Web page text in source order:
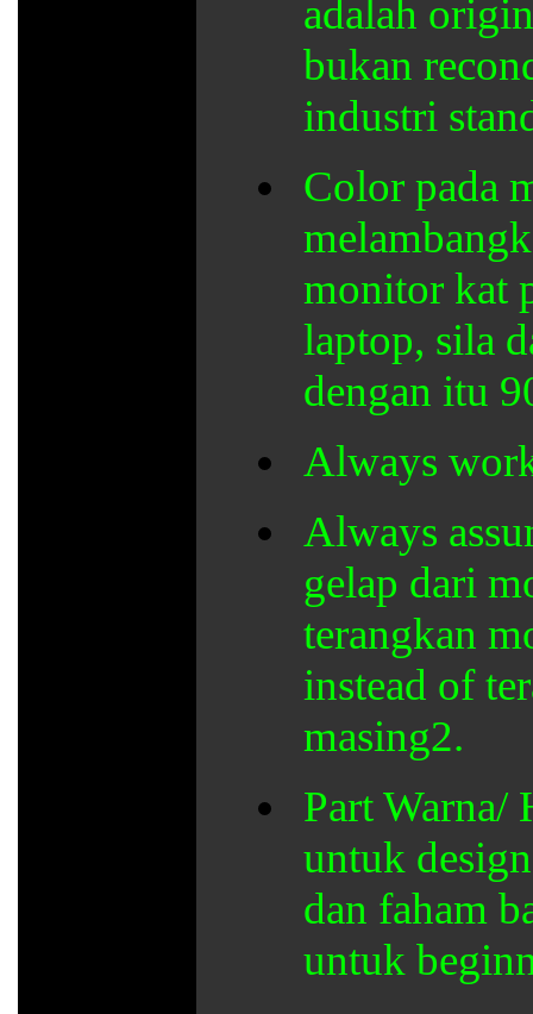
adalah
bukan
industri
Color pada
monitor kat
laptop, sila
dengan itu
Always
Always
gelap dari
terangkan
instead of
masing2.
Part
untuk
dan faham
untuk